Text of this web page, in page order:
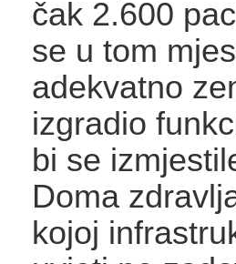
čak 2.600
se u tom
adekvatno
izgradio
bi se
Doma
kojoj